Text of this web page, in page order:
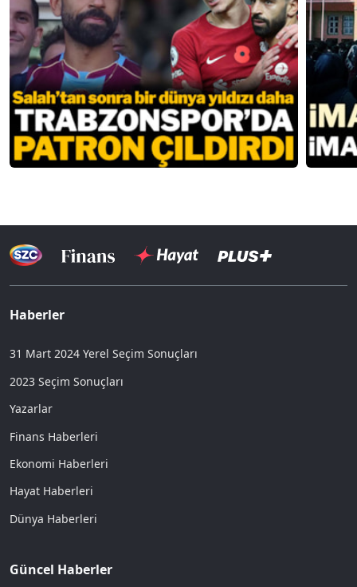
Haberler
31 Mart 2024 Yerel Seçim Sonuçları
2023 Seçim Sonuçları
Yazarlar
Finans Haberleri
Ekonomi Haberleri
Hayat Haberleri
Dünya Haberleri
Güncel Haberler